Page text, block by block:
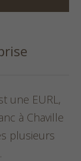
une EURL,
à Chaville
plusieurs